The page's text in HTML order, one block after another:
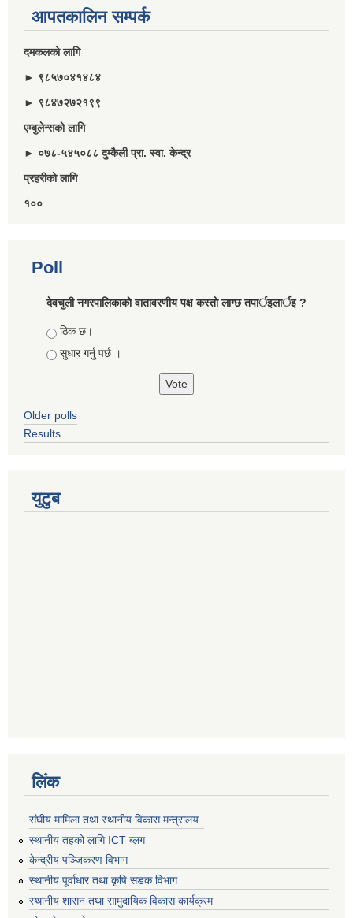
आपतकालिन सम्पर्क
दमकलकाे लागि
► ९८५७०४१४८४
► ९८४७२७२१९९
एम्बुलेन्सकाे लागि
► ०७८-५४५०८८ दुम्कैली प्रा. स्वा. केन्द्र
प्रहरीकाे लागि
१००
Poll
देवचुली नगरपालिकाकाे वातावरणीय पक्ष कस्ताे लाग्छ तपार्इलार्इ ?
Choices
ठिक छ।
सुधार गर्नु पर्छ ।
Older polls
Results
युटुब
लिंक
संघीय मामिला तथा स्थानीय विकास मन्त्रालय
स्थानीय तहको लागि ICT ब्लग
केन्द्रीय पञ्जिकरण विभाग
स्थानीय पूर्वाधार तथा कृषि सडक विभाग
स्थानीय शासन तथा सामुदायिक विकास कार्यक्रम